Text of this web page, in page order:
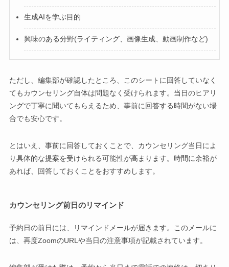
生成AIを学ぶ目的
興味のある分野(ライティング、画像生成、動画制作など)
ただし、編集部が確認したところ、このシートに回答していなく
てもカウンセリング自体は問題なく受けられます。当日のヒアリ
ングで丁寧に聞いてもらえるため、事前に回答する時間がない場
合でも安心です。
とはいえ、事前に回答しておくことで、カウンセリング当日によ
り具体的な提案を受けられる可能性が高まります。時間に余裕が
あれば、回答しておくことをおすすめします。
カウンセリング前日のリマインド
予約日の前日には、リマインドメールが届きます。このメールに
は、再度ZoomのURLや当日の注意事項が記載されています。